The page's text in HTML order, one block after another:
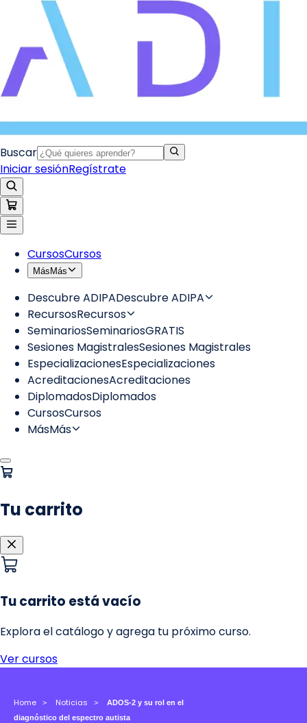
Home Noticias
ADOS-2 y su rol en el
diagnóstico del espectro autista